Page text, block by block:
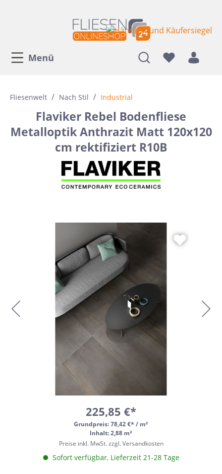
Menü
Fliesenwelt / Nach Stil / Industrial
Flaviker Rebel Bodenfliese
Metalloptik Anthrazit Matt 120x120
cm rektifiziert R10B
225,85 €*
Grundpreis:78,42 €* / m²
Inhalt: 2,88 m²
Preise inkl. MwSt. zzgl. Versandkosten
Sofort verfügbar, Lieferzeit 21-28 Tage